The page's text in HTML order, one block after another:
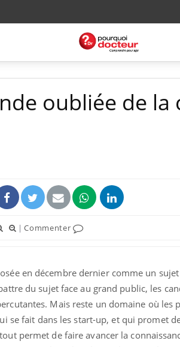
oubliée de la
|Commenter
en décembre dernier comme un
du sujet face au grand public, les
Mais reste un domaine où les
se fait dans les start-up, et qui promet
permet de faire avancer la